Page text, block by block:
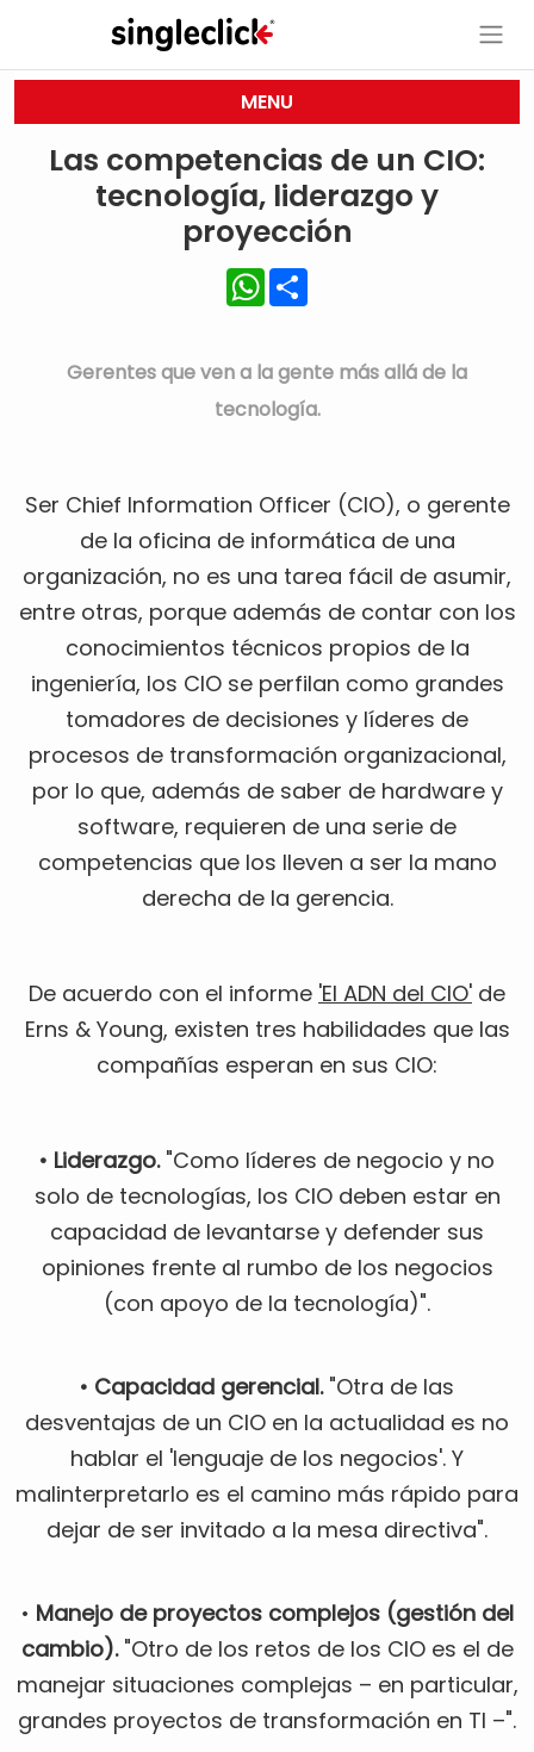
MENU
Las competencias de un CIO:
tecnología, liderazgo y
proyección
WhatsApp
Gerentes que ven a la gente más allá de la
tecnología.
Ser Chief Information Officer (CIO), o gerente
de la oficina de informática de una
organización, no es una tarea fácil de asumir,
entre otras, porque además de contar con los
conocimientos técnicos propios de la
ingeniería, los CIO se perfilan como grandes
tomadores de decisiones y líderes de
procesos de transformación organizacional,
por lo que, además de saber de hardware y
software, requieren de una serie de
competencias que los lleven a ser la mano
derecha de la gerencia.
De acuerdo con el informe 'El ADN del CIO' de
Erns & Young, existen tres habilidades que las
compañías esperan en sus CIO:
• Liderazgo. "Como líderes de negocio y no
solo de tecnologías, los CIO deben estar en
capacidad de levantarse y defender sus
opiniones frente al rumbo de los negocios
(con apoyo de la tecnología)".
• Capacidad gerencial."Otra de las
desventajas de un CIO en la actualidad es no
hablar el 'lenguaje de los negocios'. Y
malinterpretarlo es el camino más rápido para
dejar de ser invitado a la mesa directiva".
• Manejo de proyectos complejos (gestión del
cambio)."Otro de los retos de los CIO es el de
manejar situaciones complejas – en particular,
grandes proyectos de transformación en TI –".